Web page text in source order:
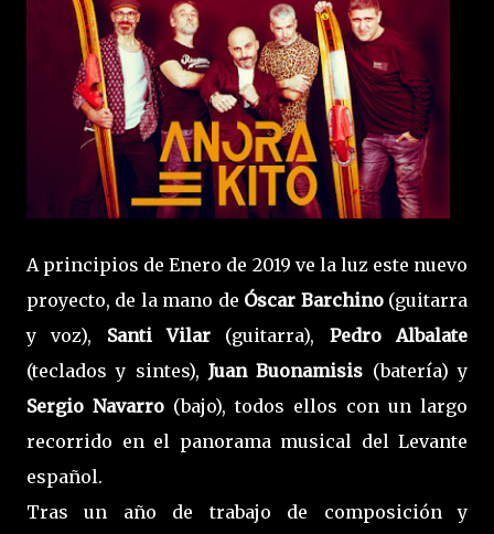
A principios de Enero de 2019 ve la luz este nuevo
proyecto, de la mano de Óscar Barchino(guitarra
y voz), Santi Vilar (guitarra), Pedro Albalate
(teclados y sintes), Juan Buonamisis (batería) y
Sergio Navarro (bajo), todos ellos con un largo
recorrido en el panorama musical del Levante
español.
Tras un año de trabajo de composición y